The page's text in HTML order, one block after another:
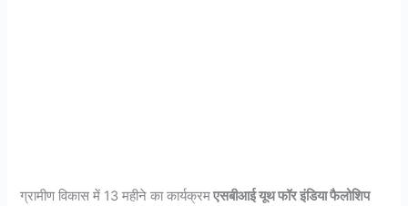
ग्रामीण विकास में 13 महीने का कार्यक्रमएसबीआई यूथ फॉर इंडिया फैलोशिप